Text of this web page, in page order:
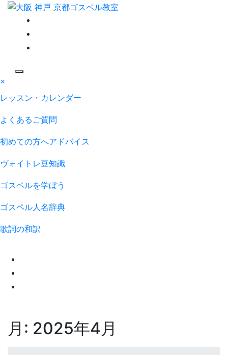
ス
ッ
プ
ゴスペル 大阪/京都/
神戸/東京/名古屋/博
多｜Satisfy My Soul
ッスン受付中！自分の声を好きになる
×
レッスン・カレンダー
よくあるご質問
初めての方へアドバイス
ヴォイトレ豆知識
ゴスペルを学ぼう
ゴスペル人名辞典
歌詞の和訳
月: 2025年4月